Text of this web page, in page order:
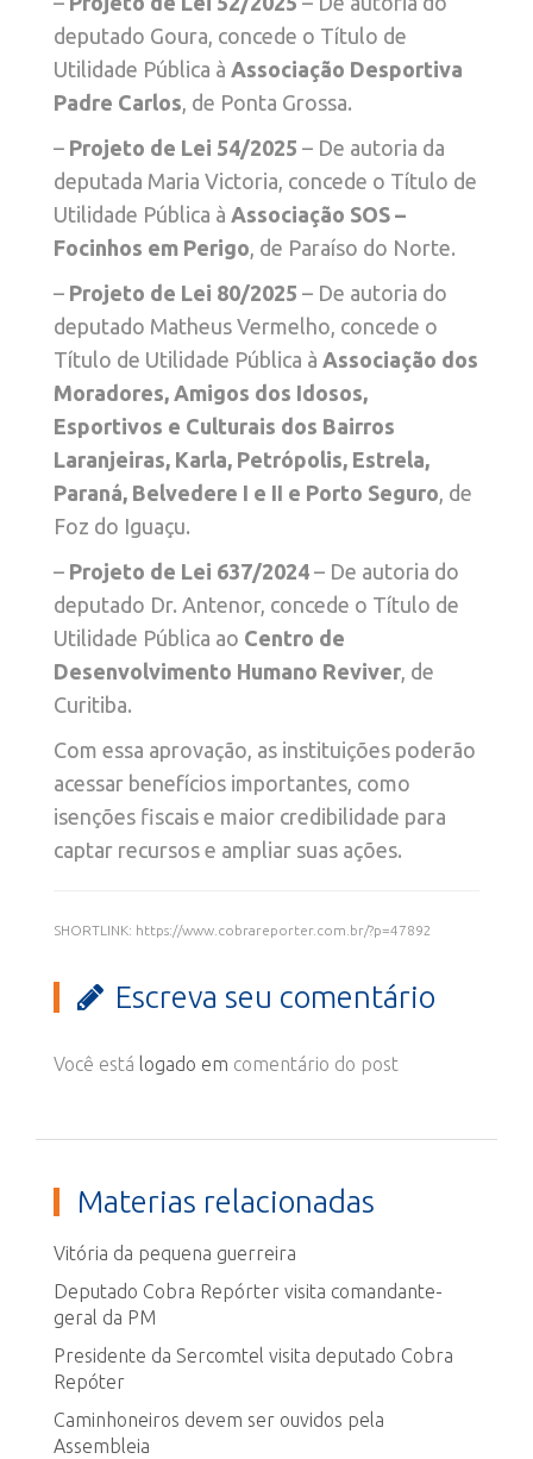
deputado Goura, concede o Título de
Utilidade Pública à Associação Desportiva
Padre Carlos, de Ponta Grossa.
– Projeto de Lei 54/2025 – De autoria da
deputada Maria Victoria, concede o Título de
Utilidade Pública à Associação SOS –
Focinhos em Perigo, de Paraíso do Norte.
– Projeto de Lei 80/2025 – De autoria do
deputado Matheus Vermelho, concede o
Título de Utilidade Pública à Associação dos
Moradores, Amigos dos Idosos,
Esportivos e Culturais dos Bairros
Laranjeiras, Karla, Petrópolis, Estrela,
Paraná, Belvedere I e II e Porto Seguro, de
Foz do Iguaçu.
– Projeto de Lei 637/2024 – De autoria do
deputado Dr. Antenor, concede o Título de
Utilidade Pública ao Centro de
Desenvolvimento Humano Reviver, de
Curitiba.
Com essa aprovação, as instituições poderão
acessar benefícios importantes, como
isenções fiscais e maior credibilidade para
captar recursos e ampliar suas ações.
SHORTLINK: https://www.cobrareporter.com.br/?p=47892
Escreva seu comentário
Você está logado em comentário do post
Materias relacionadas
Vitória da pequena guerreira
Deputado Cobra Repórter visita comandante-
geral da PM
Presidente da Sercomtel visita deputado Cobra
Repóter
Caminhoneiros devem ser ouvidos pela
Assembleia